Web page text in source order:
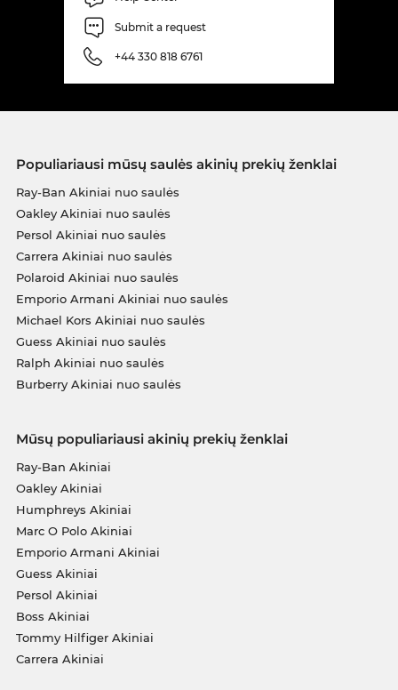
Submit a request
+44 330 818 6761
Populiariausi mūsų saulės akinių prekių ženklai
Ray-Ban Akiniai nuo saulės
Oakley Akiniai nuo saulės
Persol Akiniai nuo saulės
Carrera Akiniai nuo saulės
Polaroid Akiniai nuo saulės
Emporio Armani Akiniai nuo saulės
Michael Kors Akiniai nuo saulės
Guess Akiniai nuo saulės
Ralph Akiniai nuo saulės
Burberry Akiniai nuo saulės
Mūsų populiariausi akinių prekių ženklai
Ray-Ban Akiniai
Oakley Akiniai
Humphreys Akiniai
Marc O Polo Akiniai
Emporio Armani Akiniai
Guess Akiniai
Persol Akiniai
Boss Akiniai
Tommy Hilfiger Akiniai
Carrera Akiniai